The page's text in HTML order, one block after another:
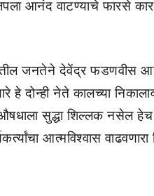
आनंद वाटण्याचे फारसे
जनतेने देवेंद्र फडणवीस
हे दोन्ही नेते कालच्या
सुद्धा शिल्लक नसेल हेच
आत्मविश्वास